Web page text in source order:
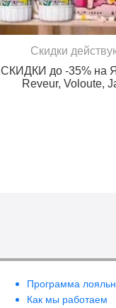
Скидки
СКИДКИ до -35% на
Reveur, Voloute,
Программа
Как мы работаем